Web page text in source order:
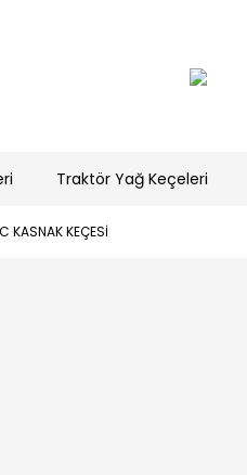
Traktör Yağ Keçeleri
KASNAK KEÇESİ